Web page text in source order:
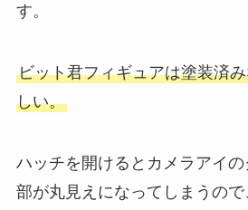
す。
ビット君フィギュアは塗装済
しい。
ハッチを開けるとカメラアイ
部が丸見えになってしまうの